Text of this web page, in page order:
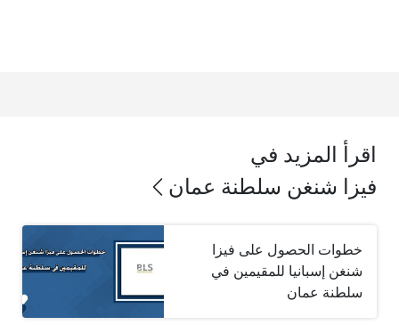
اقرأ المزيد في
فيزا شنغن سلطنة عمان
خطوات الحصول على فيزا
شنغن إسبانيا للمقيمين في
سلطنة عمان